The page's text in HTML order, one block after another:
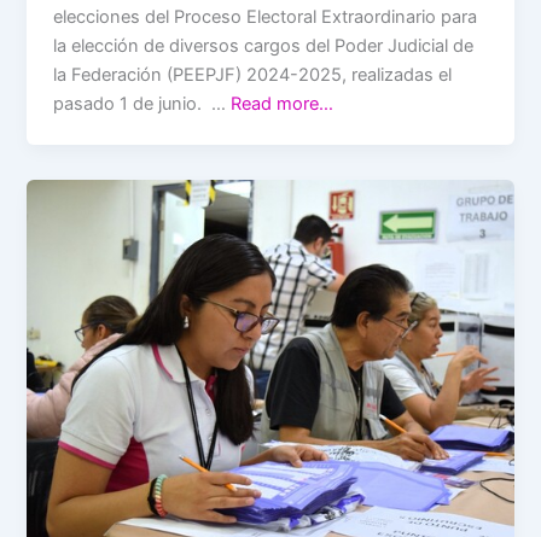
elecciones del Proceso Electoral Extraordinario para
la elección de diversos cargos del Poder Judicial de
la Federación (PEEPJF) 2024-2025, realizadas el
pasado 1 de junio. … Read more…